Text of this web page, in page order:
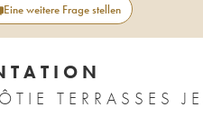
Eine weitere Frage stellen
TERRASSES